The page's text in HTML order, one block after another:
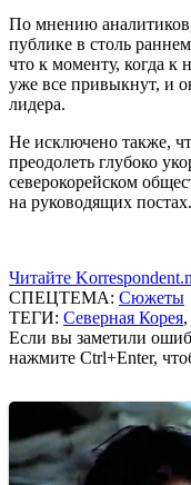
По мнению
публике в столь
что к моменту, когда к
уже все привыкнут, и
лидера.
Не исключено также,
преодолеть глубоко
северокорейском
на руководящих постах.
Читайте
СПЕЦТЕМА: Сюжеты
ТЕГИ: Северная Корея,
Если вы заметили
нажмите Ctrl+Enter,